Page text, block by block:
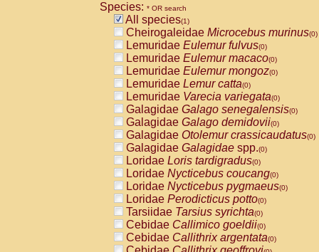
Species: * OR search
All species(1)
Cheirogaleidae Microcebus murinus(0)
Lemuridae Eulemur fulvus(0)
Lemuridae Eulemur macaco(0)
Lemuridae Eulemur mongoz(0)
Lemuridae Lemur catta(0)
Lemuridae Varecia variegata(0)
Galagidae Galago senegalensis(0)
Galagidae Galago demidovii(0)
Galagidae Otolemur crassicaudatus(0)
Galagidae Galagidae spp.(0)
Loridae Loris tardigradus(0)
Loridae Nycticebus coucang(0)
Loridae Nycticebus pygmaeus(0)
Loridae Perodicticus potto(0)
Tarsiidae Tarsius syrichta(0)
Cebidae Callimico goeldii(0)
Cebidae Callithrix argentata(0)